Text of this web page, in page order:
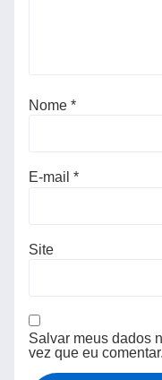
Nome *
E-mail *
Site
Salvar meus dados
vez que eu comentar.